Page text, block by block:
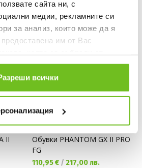
сайта ни, с
медии, рекламните си
за анализ, които може да я
им от Вас
на услугите им.
всички
II
NIKE
Обувки PHANTOM GX II PRO
FG
Текуща цена:
110,95 € / 217,00 лв.